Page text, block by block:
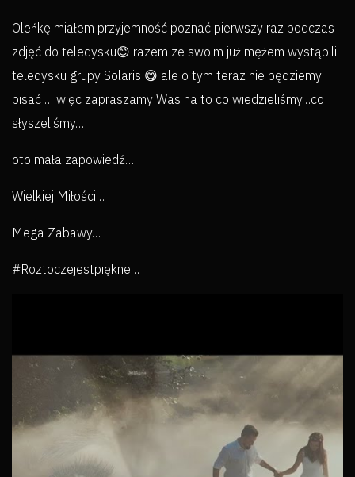
Oleńkę miałem przyjemność poznać pierwszy raz podczas
zdjęć do teledysku😊 razem ze swoim już mężem wystąpili
teledysku grupy Solaris 😋 ale o tym teraz nie będziemy
pisać … więc zapraszamy Was na to co wiedzieliśmy…co
słyszeliśmy…
oto mała zapowiedź…
Wielkiej Miłości…
Mega Zabawy…
#Roztoczejestpiękne…